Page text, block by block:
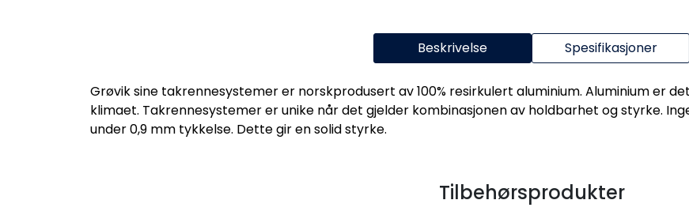
Beskrivelse Spesifikasjoner
Grøvik sine takrennesystemer er norskprodusert av 100% resirkulert aluminium. Aluminium er
klimaet. Takrennesystemer er unike når det gjelder kombinasjonen av holdbarhet og styrke.
under 0,9 mm tykkelse. Dette gir en solid styrke.
Tilbehørsprodukter